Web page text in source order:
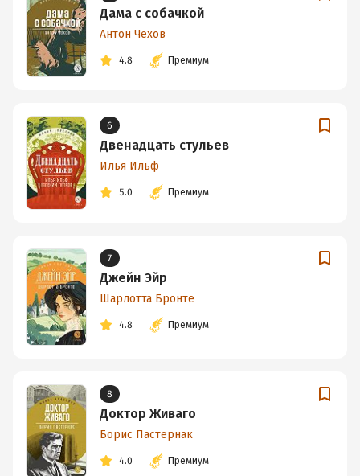
Дама с собачкой
Антон Чехов
4.8 Премиум
6
Двенадцать стульев
Илья Ильф
5.0 Премиум
7
Джейн Эйр
Шарлотта Бронте
4.8 Премиум
8
Доктор Живаго
Борис Пастернак
4.0 Премиум